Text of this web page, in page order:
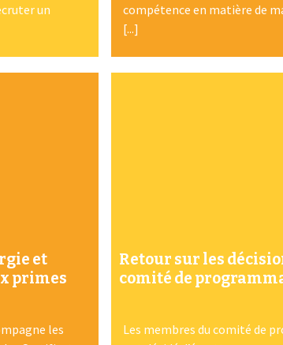
un
compétence en matière de
[...]
et
primes
les
Retour sur les
comité de
Les membres du comité de